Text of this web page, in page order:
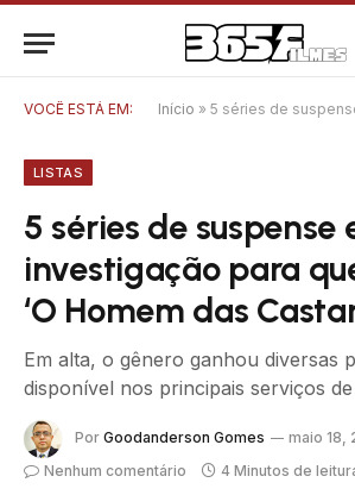
VOCÊ ESTÁ EM: Início » 5 séries de suspense e investigação
LISTAS
5 séries de suspense
investigação para
‘O Homem das
Em alta, o gênero ganhou diversas
disponível nos principais serviços
Por Goodanderson Gomes
maio 18,
Nenhum comentário
4 Minutos de